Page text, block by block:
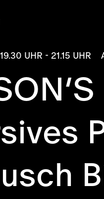
19.30 UHR - 21.15 UHR